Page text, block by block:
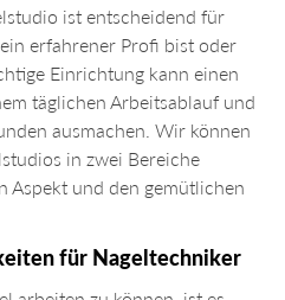
ist entscheidend für
erfahrener Profi bist oder
Einrichtung kann einen
täglichen Arbeitsablauf und
ausmachen. Wir können
in zwei Bereiche
Aspekt und den gemütlichen
für Nageltechniker